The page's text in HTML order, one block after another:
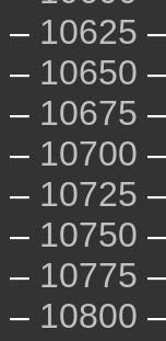
– 10625
– 10650
– 10675
– 10700
– 10725
– 10750
– 10775
– 10800